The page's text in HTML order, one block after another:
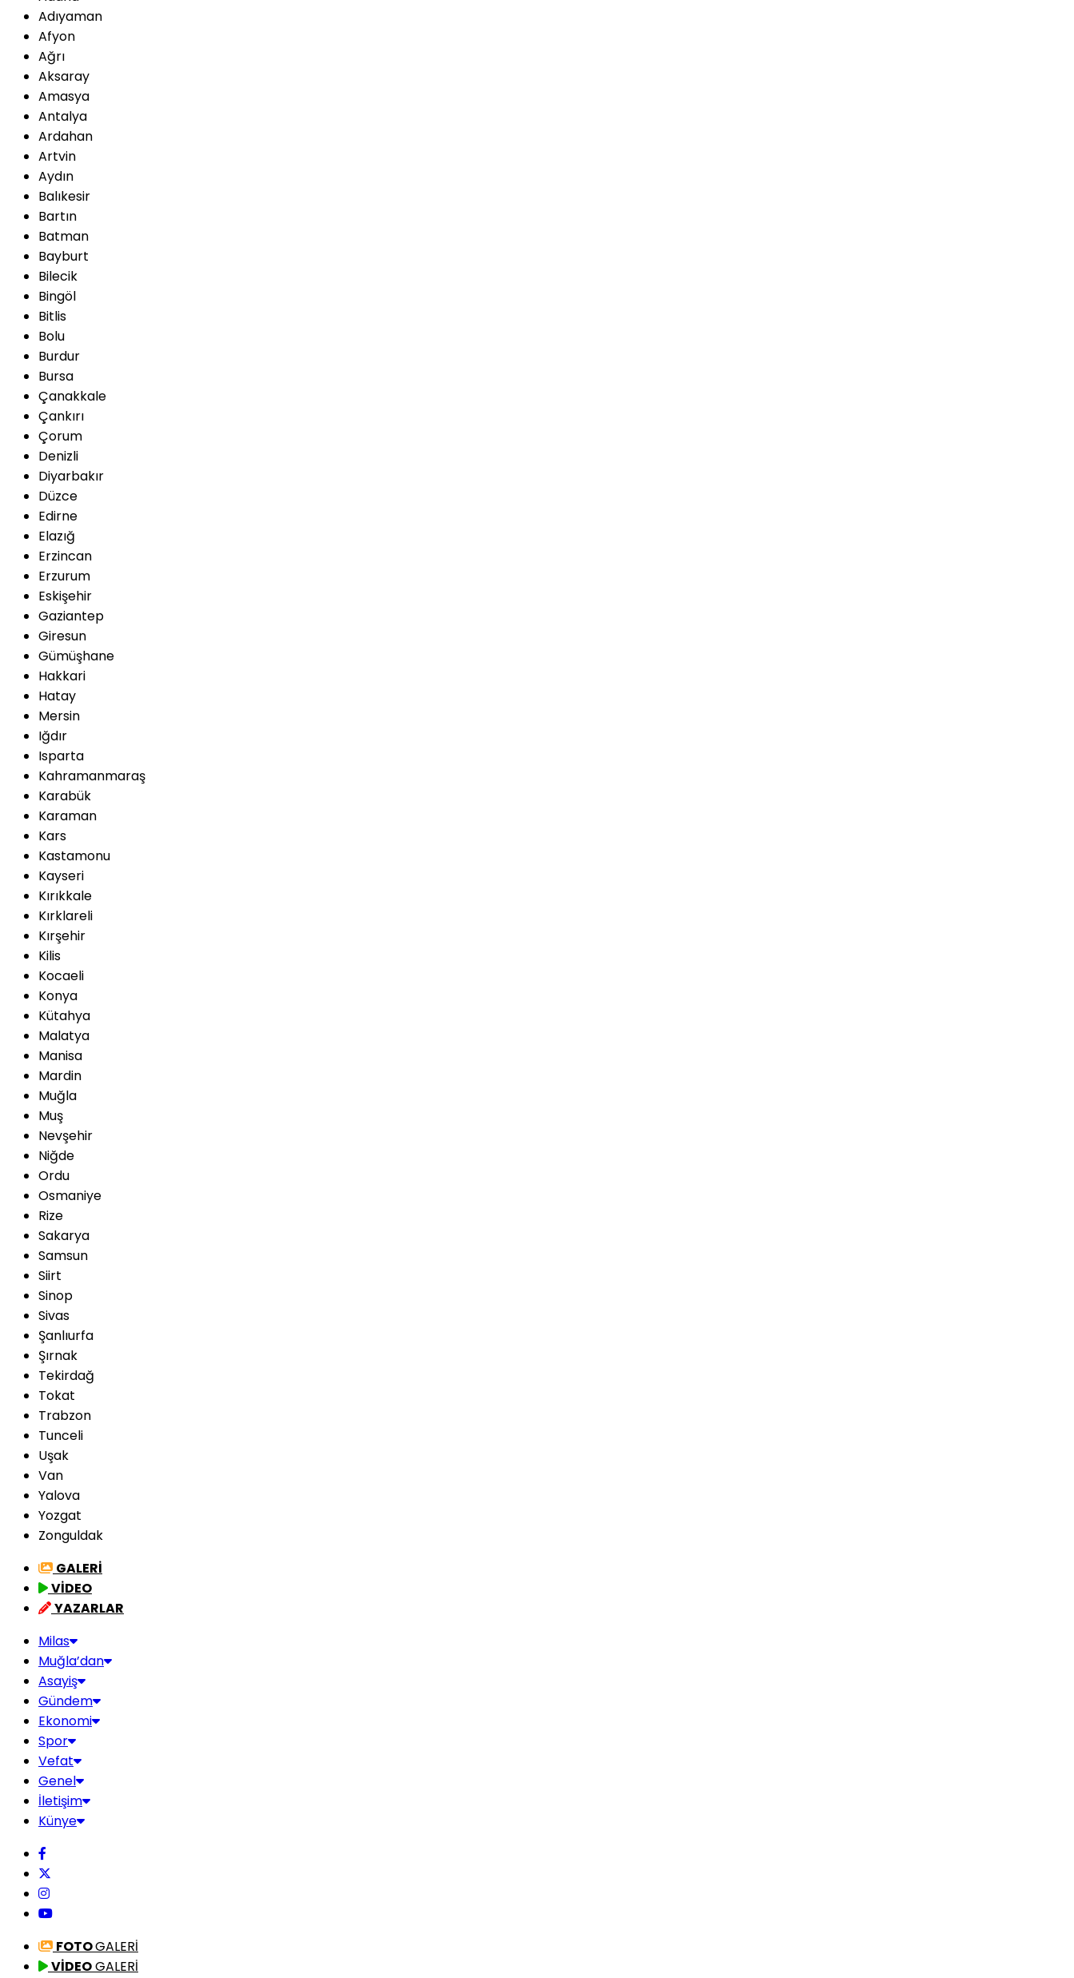
Adıyaman
Afyon
Ağrı
Aksaray
Amasya
Antalya
Ardahan
Artvin
Aydın
Balıkesir
Bartın
Batman
Bayburt
Bilecik
Bingöl
Bitlis
Bolu
Burdur
Bursa
Çanakkale
Çankırı
Çorum
Denizli
Diyarbakır
Düzce
Edirne
Elazığ
Erzincan
Erzurum
Eskişehir
Gaziantep
Giresun
Gümüşhane
Hakkari
Hatay
Mersin
Iğdır
Isparta
Kahramanmaraş
Karabük
Karaman
Kars
Kastamonu
Kayseri
Kırıkkale
Kırklareli
Kırşehir
Kilis
Kocaeli
Konya
Kütahya
Malatya
Manisa
Mardin
Muğla
Muş
Nevşehir
Niğde
Ordu
Osmaniye
Rize
Sakarya
Samsun
Siirt
Sinop
Sivas
Şanlıurfa
Şırnak
Tekirdağ
Tokat
Trabzon
Tunceli
Uşak
Van
Yalova
Yozgat
Zonguldak
GALERİ
VİDEO
YAZARLAR
Milas
Muğla’dan
Asayiş
Gündem
Ekonomi
Spor
Vefat
Genel
İletişim
Künye
FOTOGALERİ
VİDEOGALERİ